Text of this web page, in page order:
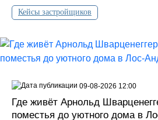
Кейсы застройщиков
Где живёт Арнольд
поместья до уютного дома в
09-08-2026 12:00